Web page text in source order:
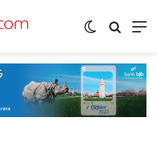
Switch skin